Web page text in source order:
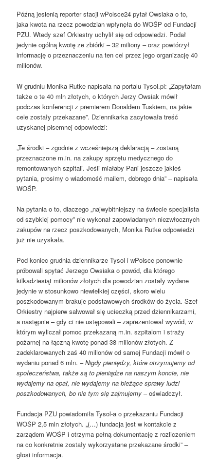
Późną jesienią reporter stacji wPolsce24 pytał Owsiaka o to,
jaka kwota na rzecz powodzian wpłynęła do WOŚP od Fundacji
PZU. Wtedy szef Orkiestry uchylił się od odpowiedzi. Podał
jedynie ogólną kwotę ze zbiórki – 32 miliony – oraz powtórzył
informację o przeznaczeniu na ten cel przez jego organizację 40
milionów.
W grudniu Monika Rutke napisała na portalu Tysol.pl: „Zapytałam
także o te 40 mln złotych, o których Jerzy Owsiak mówił
podczas konferencji z premierem Donaldem Tuskiem, na jakie
cele zostały przekazane”. Dziennikarka zacytowała treść
uzyskanej pisemnej odpowiedzi:
„Te środki – zgodnie z wcześniejszą deklaracją – zostaną
przeznaczone m.in. na zakupy sprzętu medycznego do
remontowanych szpitali. Jeśli miałaby Pani jeszcze jakieś
pytania, prosimy o wiadomość mailem, dobrego dnia” – napisała
WOŚP.
Na pytania o to, dlaczego „najwybitniejszy na świecie specjalista
od szybkiej pomocy” nie wykonał zapowiadanych niezwłocznych
zakupów na rzecz poszkodowanych, Monika Rutke odpowiedzi
już nie uzyskała.
Pod koniec grudnia dziennikarze Tysol i wPolsce ponownie
próbowali spytać Jerzego Owsiaka o powód, dla którego
kilkadziesiąt milionów złotych dla powodzian zostały wydane
jedynie w stosunkowo niewielkiej części, skoro wielu
poszkodowanym brakuje podstawowych środków do życia. Szef
Orkiestry najpierw salwował się ucieczką przed dziennikarzami,
a następnie – gdy ci nie ustępowali – zaprezentował wywód, w
którym wyliczał pomoc przekazaną m.in. szpitalom i straży
pożarnej na łączną kwotę ponad 38 milionów złotych. Z
zadeklarowanych zaś 40 milionów od samej Fundacji mówił o
wydaniu ponad 6 mln. –Nigdy pieniędzy, które otrzymujemy od
społeczeństwa, także są to pieniądze na naszym koncie, nie
wydajemy na opał, nie wydajemy na bieżące sprawy ludzi
poszkodowanych, bo nie tym się zajmujemy– oświadczył.
Fundacja PZU powiadomiła Tysol-a o przekazaniu Fundacji
WOŚP 2,5 mln złotych. „(…) fundacja jest w kontakcie z
zarządem WOŚP i otrzyma pełną dokumentację z rozliczeniem
na co konkretnie zostały wykorzystane przekazane środki” –
głosi informacja.